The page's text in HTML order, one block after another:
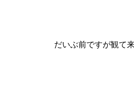
だいぶ前ですが観て